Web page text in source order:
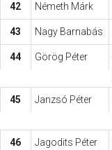
42 Németh Márk
43 Nagy Barnabás
44 Görög Péter
45 Janzsó Péter
46 Jagodits Péter